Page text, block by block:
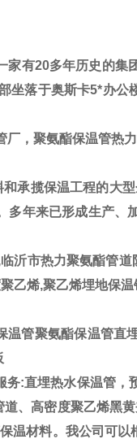
有20多年历史的集
坐落于奥斯卡5*办
，聚氨酯保温管热
承揽保温工程的大
年来已形成生产、
沂市热力聚氨酯管
乙烯,聚乙烯埋地保温
管聚氨酯保温管直
:直埋热水保温管，
、高密度聚乙烯黑
温材料。我公司可